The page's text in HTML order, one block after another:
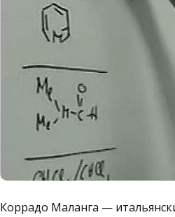
Коррадо Маланга —